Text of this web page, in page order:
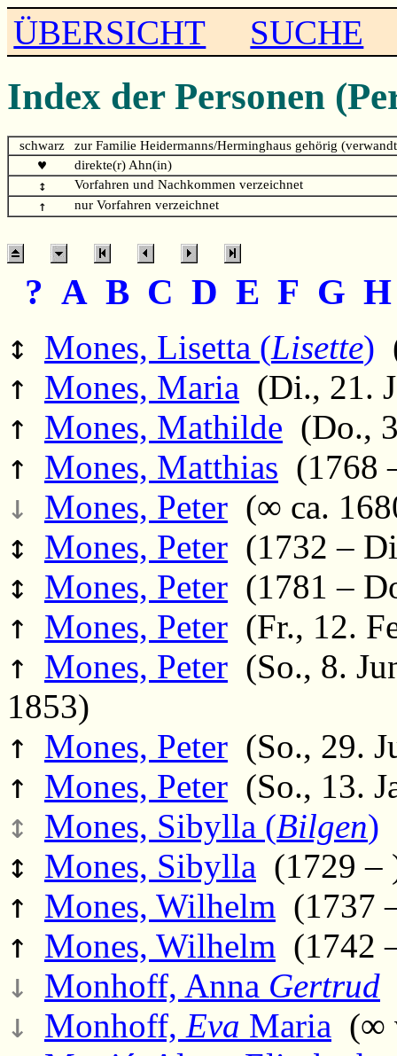
ÜBERSICHT SUCHE
Index der Personen
schwarz zur Familie Heidermanns/Herminghaus gehörig
♥ direkte(r) Ahn(in)
↕ Vorfahren und Nachkommen verzeichnet
↑ nur Vorfahren verzeichnet
? A B C D E F G
↕ Mones, Lisetta (Lisette)
↑ Mones, Maria (Di., 21.
↑ Mones, Mathilde (Do.,
↑ Mones, Matthias (1768
↓ Mones, Peter (∞ ca.
↕ Mones, Peter (1732 –
↕ Mones, Peter (1781 –
↑ Mones, Peter (Fr., 12.
↑ Mones, Peter (So., 8.
1853)
↑ Mones, Peter (So., 29.
↑ Mones, Peter (So., 13.
↕ Mones, Sibylla (Bilgen)
↕ Mones, Sibylla (1729 –
↑ Mones, Wilhelm (1737
↑ Mones, Wilhelm (1742
↓ Monhoff, Anna Gertrud
↓ Monhoff, Eva Maria (∞